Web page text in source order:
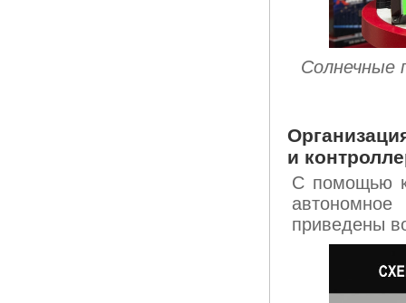
Солнечные
и
С помощью
приведены